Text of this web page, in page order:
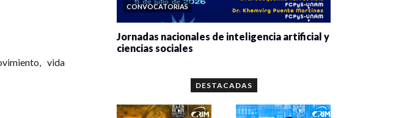
vida
CONVOCATORIAS
Jornadas nacionales de inteligencia artificial y
ciencias sociales
DESTACADAS